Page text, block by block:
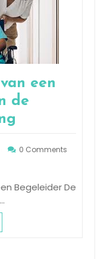
een
de
0 Comments
Begeleider De